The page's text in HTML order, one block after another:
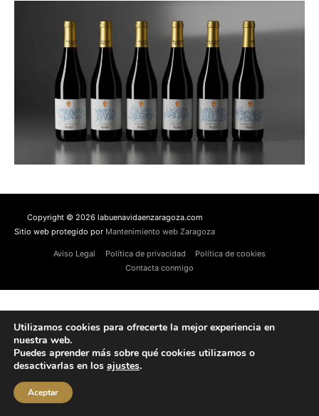
Copyright © 2026 labuenavidaenzaragoza.com
Sitio web protegido por Mantenimiento web Zaragoza
Aviso Legal Política de privacidad
Política de cookies
Contacta conmigo
Utilizamos cookies para ofrecerte la mejor experiencia en
nuestra web.
Puedes aprender más sobre qué cookies utilizamos o
desactivarlas en los ajustes.
Aceptar